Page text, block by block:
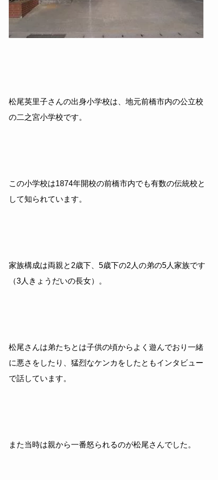
松尾英里子さんの出身小学校は、地元前橋市内の公立校
の二之宮小学校です。
この小学校は1874年開校の前橋市内でも有数の伝統校と
して知られています。
家族構成は両親と 2歳下、 5歳下の2 人の弟の5人家族です
（3人きょうだいの長女）。
松尾さんは弟たちとは子供の頃からよく遊んでおり一緒
に悪さをしたり、猛烈なケンカをしたともインタビュー
で話しています。
また当時は親から一番怒られるのが松尾さんでした。